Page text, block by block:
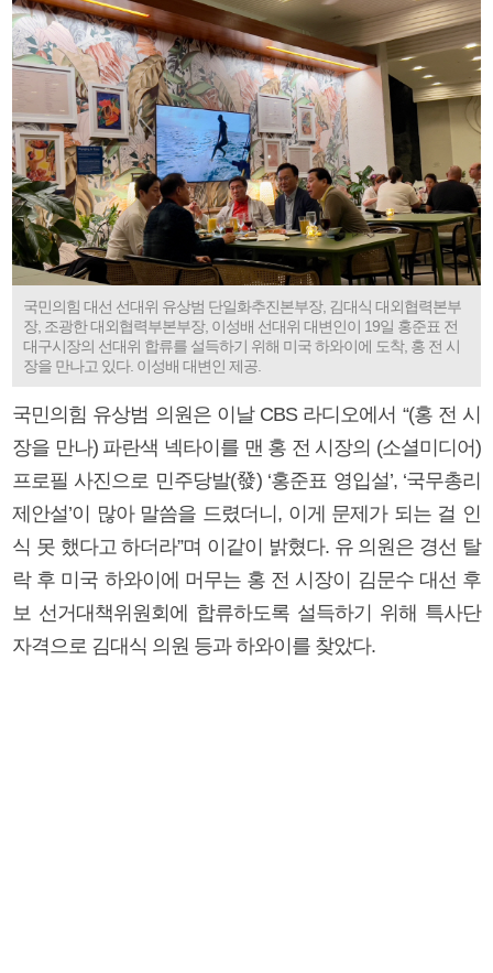
국민의힘 대선 선대위 유상범 단일화추진본부장, 김대식 대외협력본부
장, 조광한 대외협력부본부장, 이성배 선대위 대변인이 19일 홍준표 전
대구시장의 선대위 합류를 설득하기 위해 미국 하와이에 도착, 홍 전 시
장을 만나고 있다. 이성배 대변인 제공.
국민의힘 유상범 의원은 이날 CBS 라디오에서 “(홍 전 시
장을 만나) 파란색 넥타이를 맨 홍 전 시장의 (소셜미디어)
프로필 사진으로 민주당발(發) ‘홍준표 영입설’, ‘국무총리
제안설’이 많아 말씀을 드렸더니, 이게 문제가 되는 걸 인
식 못 했다고 하더라”며 이같이 밝혔다. 유 의원은 경선 탈
락 후 미국 하와이에 머무는 홍 전 시장이 김문수 대선 후
보 선거대책위원회에 합류하도록 설득하기 위해 특사단
자격으로 김대식 의원 등과 하와이를 찾았다.